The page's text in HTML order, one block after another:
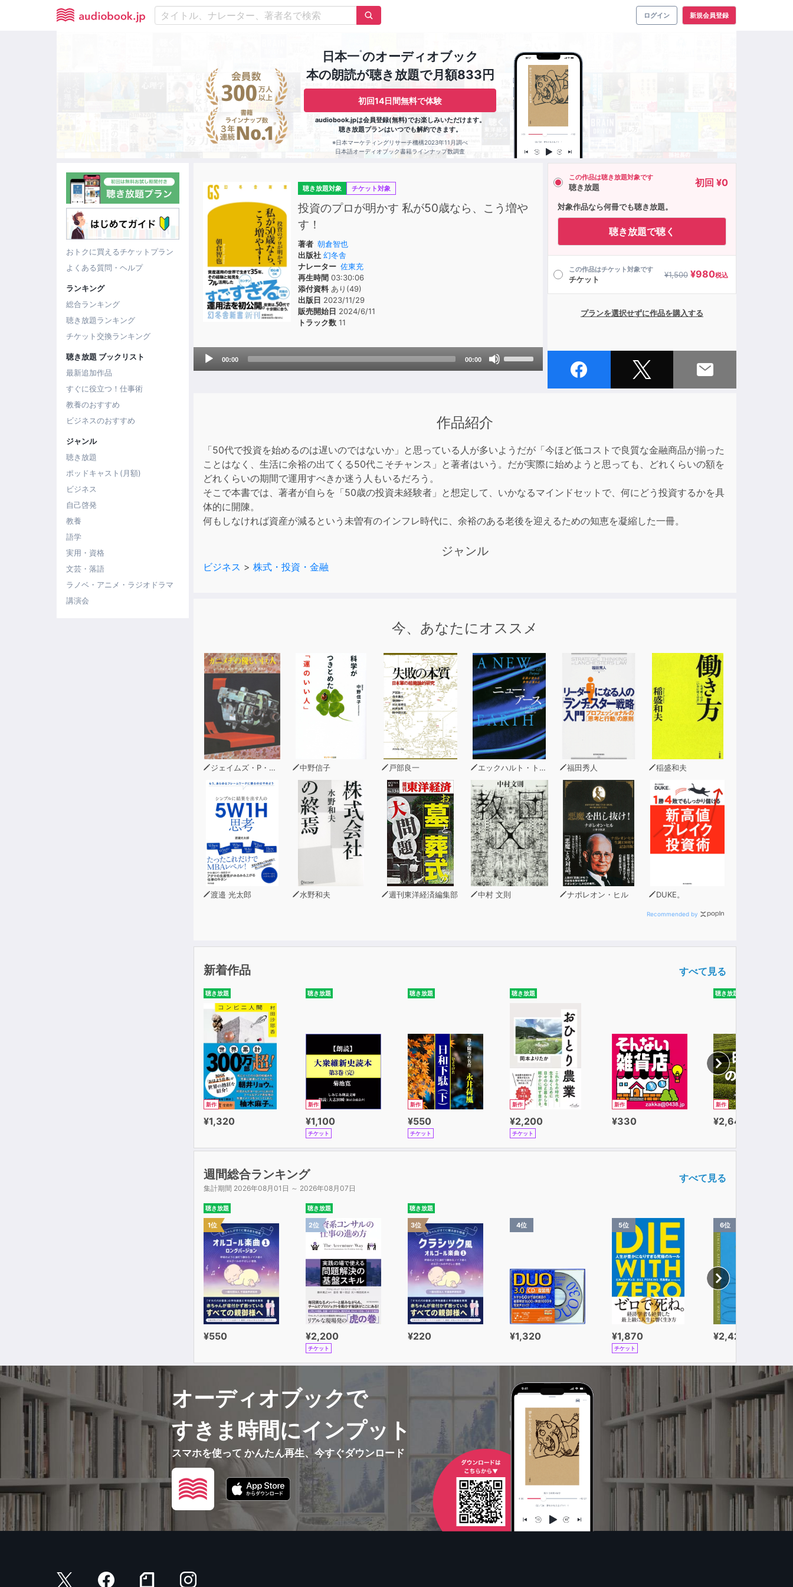
ログイン 新規会員登録
日本一※のオーディオブック
本の朗読が聴き放題で月額833円
初回14日間無料で体験
audiobook.jpは会員登録(無料)でお楽しみいただけます。
聴き放題プランはいつでも解約できます。
※日本マーケティングリサーチ機構2023年11月調べ
日本語オーディオブック書籍ラインナップ数調査
おトクに買えるチケットプラン
よくある質問・ヘルプ
ランキング
総合ランキング
聴き放題ランキング
チケット交換ランキング
聴き放題 ブックリスト
最新追加作品
すぐに役立つ！仕事術
教養のおすすめ
ビジネスのおすすめ
ジャンル
聴き放題
ポッドキャスト(月額)
ビジネス
自己啓発
教養
語学
実用・資格
文芸・落語
ラノベ・アニメ・ラジオドラマ
講演会
聴き放題対象 チケット対象
投資のプロが明かす 私が50歳なら、こう増や
す！
著者 朝倉智也
出版社 幻冬舎
ナレーター 佐東充
再生時間 03:30:06
添付資料あり(49)
出版日 2023/11/29
販売開始日 2024/6/11
トラック数 11
Audio
00:00 00:00
decrease
volume.
この作品は聴き放題対象です
聴き放題 初回 ¥0
対象作品なら何冊でも聴き放題。
聴き放題で聴く
この作品はチケット対象です
チケット ¥1,500 ¥980税込
プランを選択せずに作品を購入する
作品紹介
「50代で投資を始めるのは遅いのではないか」と思っている人が多いようだが「今ほど低コストで良質な金融商品が揃った
ことはなく、生活に余裕の出てくる50代こそチャンス」と著者はいう。だが実際に始めようと思っても、どれくらいの額を
どれくらいの期間で運用すべきか迷う人もいるだろう。
そこで本書では、著者が自らを「50歳の投資未経験者」と想定して、いかなるマインドセットで、何にどう投資するかを具
体的に開陳。
何もしなければ資産が減るという未曽有のインフレ時代に、余裕のある老後を迎えるための知恵を凝縮した一冊。
ジャンル
ビジネス > 株式・投資・金融
今、あなたにオススメ
ジェイムズ・P・ホーガン 中野信子 戸部良一 エックハルト・トール 福田秀人 稲盛和夫
渡邉 光太郎 水野和夫 週刊東洋経済編集部 中村 文則 ナポレオン・ヒル DUKE。
Recommended by
新着作品 すべて見る
聴き放題
新作
¥1,320
聴き放題
新作
¥1,100
チケット
聴き放題
新作
¥550
チケット
聴き放題
新作
¥2,200
チケット
新作
¥330
聴き放題
新作
¥2,640
週間総合ランキング
集計期間 2026年08月01日 ～ 2026年08月07日
すべて見る
聴き放題
1位
¥550
聴き放題
2位
¥2,200
チケット
聴き放題
3位
¥220
4位
¥1,320
5位
¥1,870
チケット
6位
¥2,420
オーディオブックで
すきま時間にインプット
スマホを使って かんたん再生、今すぐダウンロード